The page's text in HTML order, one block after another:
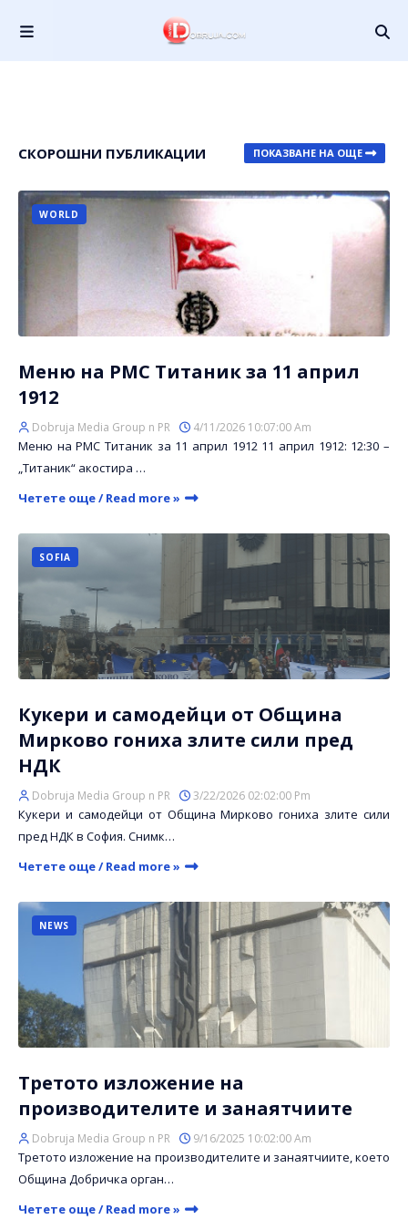
СКОРОШНИ ПУБЛИКАЦИИ ПОКАЗВАНЕ НА ОЩЕ
WORLD
Меню на РМС Титаник за 11 април
1912
Dobruja Media Group n PR 4/11/2026 10:07:00 Am
Меню на РМС Титаник за 11 април 1912 11 април 1912: 12:30 –
„Титаник“ акостира …
Четете още / Read more »
SOFIA
Кукери и самодейци от Община
Мирково гониха злите сили пред
НДК
Dobruja Media Group n PR 3/22/2026 02:02:00 Pm
Кукери и самодейци от Община Мирково гониха злите сили
пред НДК в София. Снимк…
Четете още / Read more »
NEWS
Третото изложение на
производителите и занаятчиите
Dobruja Media Group n PR 9/16/2025 10:02:00 Am
Третото изложение на производителите и занаятчиите, което
Община Добричка орган…
Четете още / Read more »